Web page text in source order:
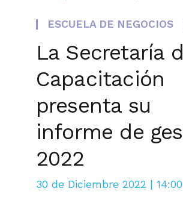
ESCUELA DE NEGOCIOS
La Secretaría
Capacitación
presenta su
informe de
2022
30 de Diciembre 2022 | 14:00